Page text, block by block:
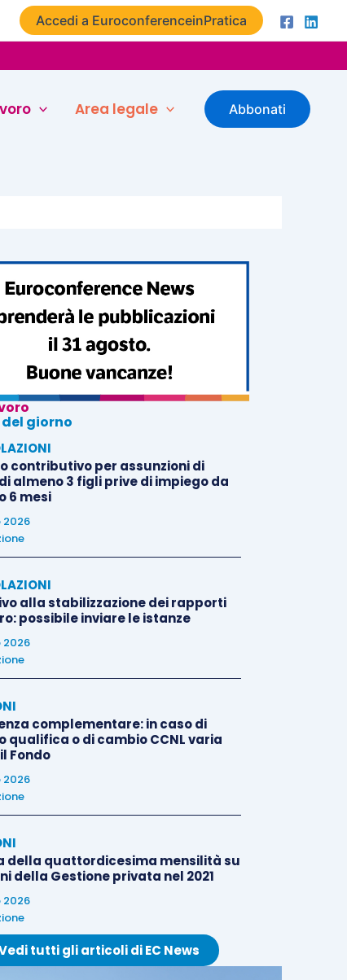
Accedi a EuroconferenceinPratica
Area legale Abbonati
giorno
contributivo per assunzioni di
almeno 3 figli prive di impiego da
6 mesi
2026
alla stabilizzazione dei rapporti
possibile inviare le istanze
2026
complementare: in caso di
qualifica o di cambio CCNL varia
Fondo
2026
della quattordicesima mensilità su
della Gestione privata nel 2021
2026
tutti gli articoli di EC News